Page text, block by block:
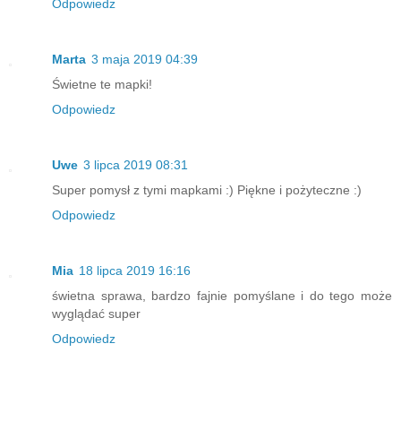
Odpowiedz
Marta 3 maja 2019 04:39
Świetne te mapki!
Odpowiedz
Uwe 3 lipca 2019 08:31
Super pomysł z tymi mapkami :) Piękne i pożyteczne :)
Odpowiedz
Mia 18 lipca 2019 16:16
świetna sprawa, bardzo fajnie pomyślane i do tego może
wyglądać super
Odpowiedz